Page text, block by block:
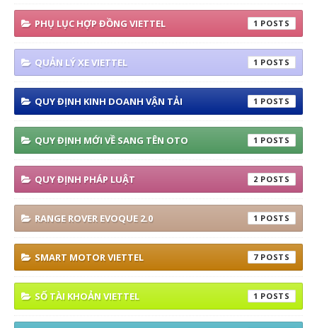
PHỤ LỤC HỢP ĐỒNG VIETTEL 1
QUẢN LÝ XE VIETTEL 1
QUY ĐỊNH KINH DOANH VẬN TẢI 1
QUY ĐỊNH MỚI VỀ SANG TÊN OTO 1
QUY ĐỊNH PHÁP LUẬT 2
RANGE ROVER EVOQUE 2.0 1
SMART MOTOR VIETTEL 7
SỐ TÀI KHOẢN VIETTEL 1